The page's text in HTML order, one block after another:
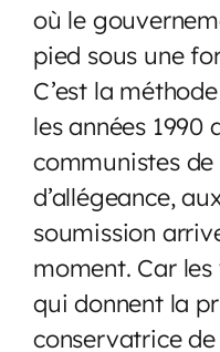
où le
pied sous une
C’est la
les années 1990
communistes de
d’allégeance,
soumission
moment. Car
qui donnent la
conservatrice